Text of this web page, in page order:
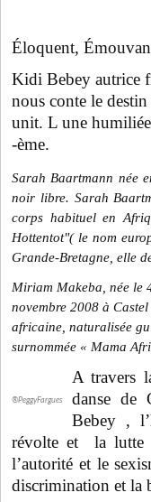
Éloquent,
Kidi Bebey autrice
nous conte le
unit. L une
-ème.
Sarah Baartmann née
noir libre. Sarah
corps habituel en
Hottentot"( le nom
Grande-Bretagne, elle
Miriam Makeba, née le
novembre 2008 à
africaine, naturalisée
surnommée « Mama
®PeggyFargues
A travers
danse de
Bebey ,
révolte et la lutte
l’autorité et le
discrimination et la